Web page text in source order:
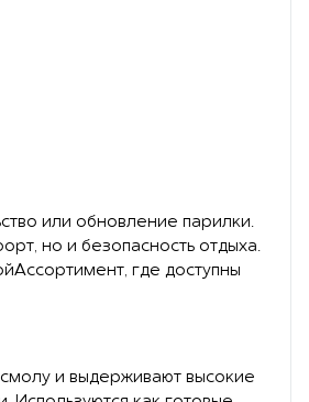
или обновление парилки.
но и безопасность отдыха.
где доступны
и выдерживают высокие